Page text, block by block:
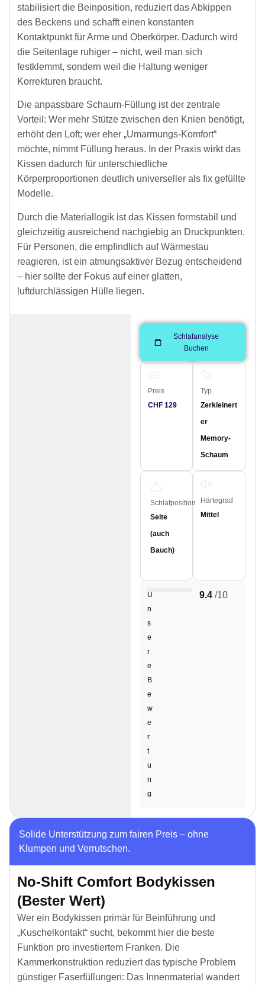
stabilisiert die Beinposition, reduziert das Abkippen
des Beckens und schafft einen konstanten
Kontaktpunkt für Arme und Oberkörper. Dadurch wird
die Seitenlage ruhiger – nicht, weil man sich
festklemmt, sondern weil die Haltung weniger
Korrekturen braucht.
Die anpassbare Schaum-Füllung ist der zentrale
Vorteil: Wer mehr Stütze zwischen den Knien benötigt,
erhöht den Loft; wer eher „Umarmungs-Komfort“
möchte, nimmt Füllung heraus. In der Praxis wirkt das
Kissen dadurch für unterschiedliche
Körperproportionen deutlich universeller als fix gefüllte
Modelle.
Durch die Materiallogik ist das Kissen formstabil und
gleichzeitig ausreichend nachgiebig an Druckpunkten.
Für Personen, die empfindlich auf Wärmestau
reagieren, ist ein atmungsaktiver Bezug entscheidend
– hier sollte der Fokus auf einer glatten,
luftdurchlässigen Hülle liegen.
Schlafanalyse
Buchen
Preis
CHF 129
Typ
Zerkleinert
er
Memory-
Schaum
Schlafposition
Seite
(auch
Bauch)
Härtegrad
Mittel
U
n
s
e
r
e
B
e
w
e
r
t
u
n
g
9.4 /10
Solide Unterstützung zum fairen Preis – ohne
Klumpen und Verrutschen.
No-Shift Comfort Bodykissen
(Bester Wert)
Wer ein Bodykissen primär für Beinführung und
„Kuschelkontakt“ sucht, bekommt hier die beste
Funktion pro investiertem Franken. Die
Kammerkonstruktion reduziert das typische Problem
günstiger Faserfüllungen: Das Innenmaterial wandert